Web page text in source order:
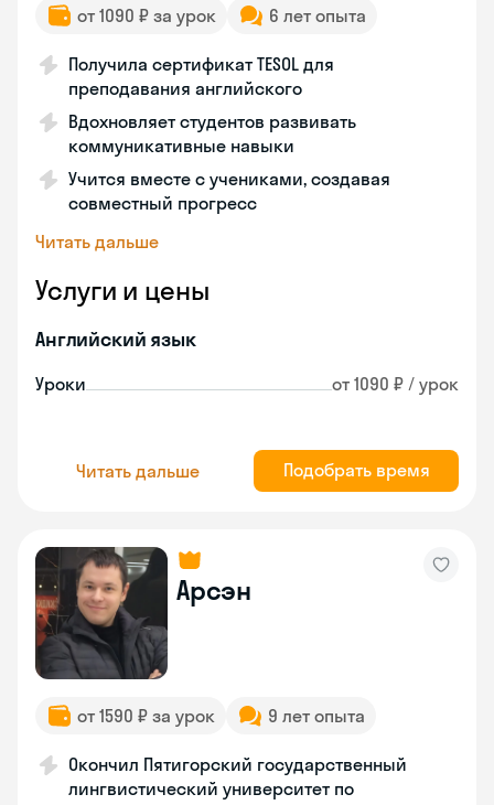
от 1090 ₽ за урок 6 лет опыта
Получила сертификат TESOL для
преподавания английского
Вдохновляет студентов развивать
коммуникативные навыки
Учится вместе с учениками, создавая
совместный прогресс
Читать дальше
Услуги и цены
Английский язык
Уроки от 1090 ₽ / урок
Читать дальше Подобрать время
Арсэн
от 1590 ₽ за урок 9 лет опыта
Окончил Пятигорский государственный
лингвистический университет по